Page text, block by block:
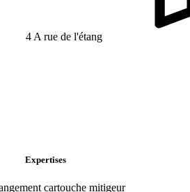
4 A rue de l'étang
Expertises
cartouche mitigeur